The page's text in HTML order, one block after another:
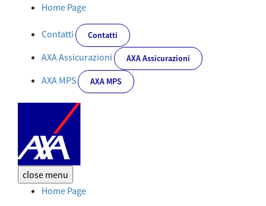
I nostri partner - Corporate
Home Page
Contatti Contatti
AXA Assicurazioni AXA Assicurazioni
AXA MPS AXA MPS
close menu
Home Page